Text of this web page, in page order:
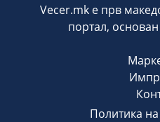
Vecer.mk е прв
портал,
Политика